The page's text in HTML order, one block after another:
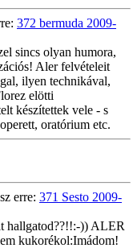
372 bermuda 2009-
sincs olyan humora,
Aler felvételeit
ilyen technikával,
elötti
készítettek vele - s
oratórium etc.
erre: 371 Sesto 2009-
hallgatod??!!:-)) ALER
kukorékol:Imádom!